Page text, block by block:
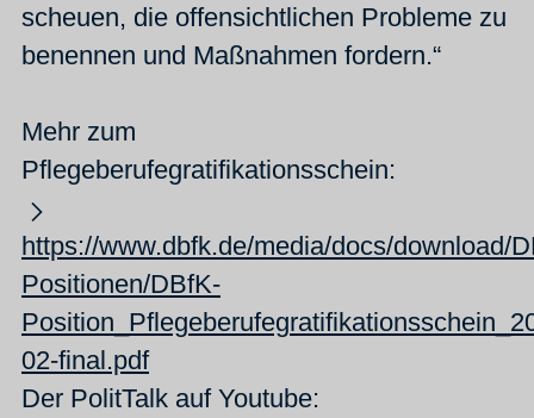
scheuen, die offensichtlichen Probleme zu
benennen und Maßnahmen fordern.“
Mehr zum
Pflegeberufegratifikationsschein:
https://www.dbfk.de/media/docs/download/
Positionen/DBfK-
02-final.pdf
Der PolitTalk auf Youtube: